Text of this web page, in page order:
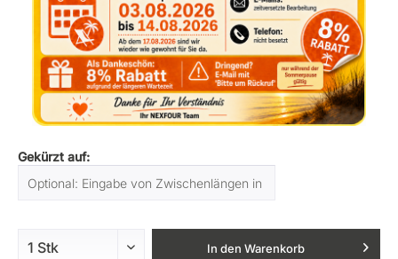
Gekürzt auf:
In den Warenkorb